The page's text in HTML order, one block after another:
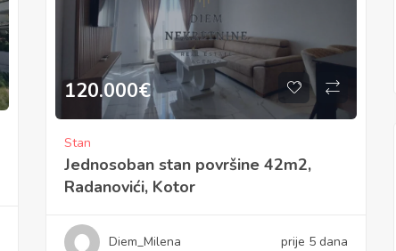
120.000€
Stan
Jednosoban stan površine 42m2,
Radanovići, Kotor
Diem_Milena prije 5 dana